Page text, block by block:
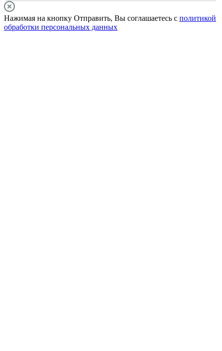
Нажимая на кнопку Отправить, Вы соглашаетесь с политикой
обработки персональных данных